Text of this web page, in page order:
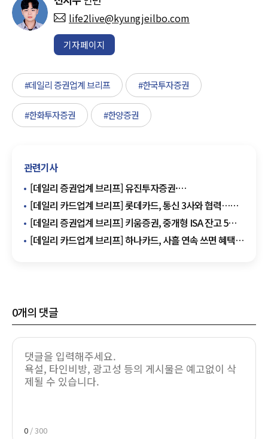
life2live@kyungjeilbo.com
기자페이지
#데일리 증권업계 브리프 #한국투자증권
#한화투자증권 #한양증권
관련기사
[데일리 증권업계 브리프] 유진투자증권·
미래에셋자산운용, TIGER ETF 신규 거래 행사 개최 外
[데일리 카드업계 브리프] 롯데카드, 통신 3사와 협력…
카드업계 최초 AI 보이스피싱 탐지망 구축 外
[데일리 증권업계 브리프] 키움증권, 중개형 ISA 잔고 5조
돌파…'최대 501만5000원' 이벤트 시즌2 실시 外
[데일리 카드업계 브리프] 하나카드, 사흘 연속 쓰면 혜택
0개의 댓글
0 / 300